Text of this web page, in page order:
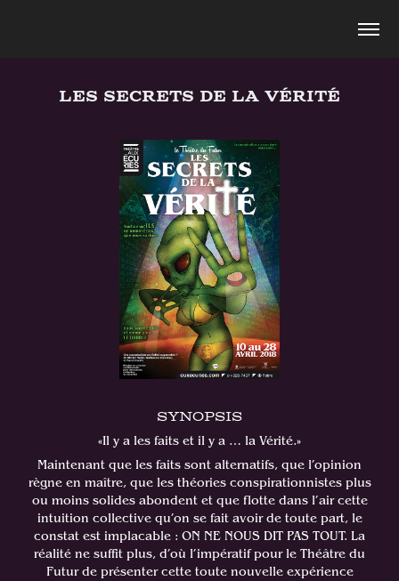
Les Secrets de la Vérité
SYNOPSIS
«Il y a les faits et il y a … la Vérité.»
Maintenant que les faits sont alternatifs, que l’opinion
règne en maître, que les théories conspirationnistes plus
ou moins solides abondent et que flotte dans l’air cette
intuition collective qu’on se fait avoir de toute part, le
constat est implacable : ON NE NOUS DIT PAS TOUT. La
réalité ne suffit plus, d’où l’impératif pour le Théâtre du
Futur de présenter cette toute nouvelle expérience